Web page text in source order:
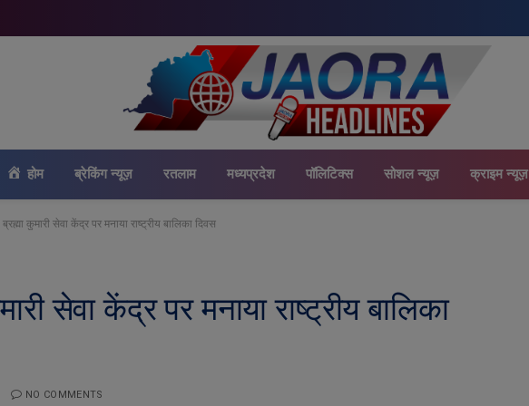
होम ब्रेकिंग न्यूज़ रतलाम मध्यप्रदेश पॉलिटिक्स सोशल न्यूज़ क्राइम न्यूज़
ब्रह्मा कुमारी सेवा केंद्र पर मनाया राष्ट्रीय बालिका दिवस
सेवा केंद्र पर मनाया राष्ट्रीय बालिका
NO COMMENTS